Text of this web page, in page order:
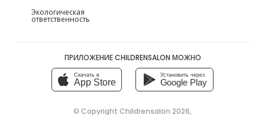
Экологическая
ответственность
ПРИЛОЖЕНИЕ CHILDRENSALON МОЖНО
Скачать в
App Store
Установить через
Google Play
© Copyright Childrensalon 2026,